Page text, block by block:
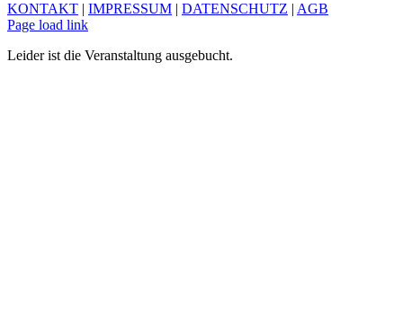
KONTAKT | IMPRESSUM | DATENSCHUTZ | AGB
Facebook
Xing
LinkedIn
YouTube
Page load link
Leider ist die Veranstaltung ausgebucht.